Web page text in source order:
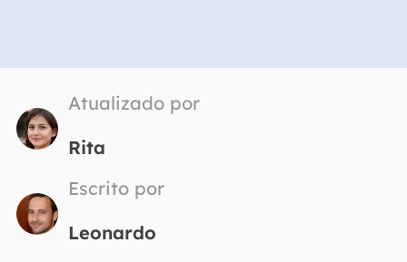
Atualizado por
Rita
Escrito por
Leonardo